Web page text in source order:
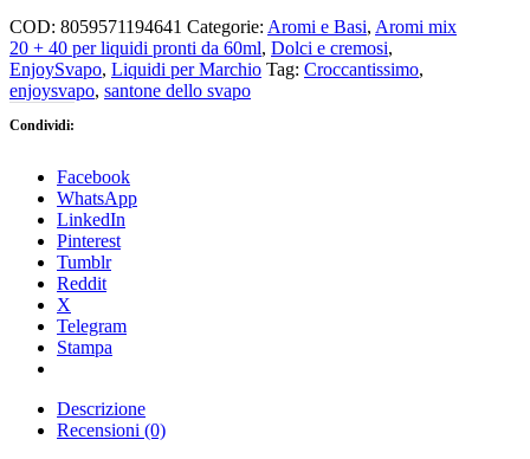
COD: 8059571194641 Categorie: Aromi e Basi, Aromi mix
20 + 40 per liquidi pronti da 60ml, Dolci e cremosi,
EnjoySvapo, Liquidi per Marchio Tag: Croccantissimo,
enjoysvapo, santone dello svapo
Condividi:
Facebook
WhatsApp
LinkedIn
Pinterest
Tumblr
Reddit
X
Telegram
Stampa
Descrizione
Recensioni (0)